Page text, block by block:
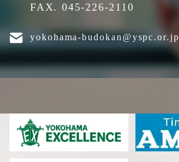
FAX. 045-226-2110
yokohama-budokan@yspc.or.jp